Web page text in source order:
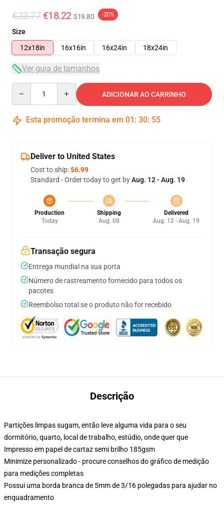
€22.77 €18.22 $19.80 -20%
Size
12x18in
16x16in 16x24in 18x24in
Ver guia de tamanhos
ADICIONAR AO CARRINHO
Esta promoção termina em 01 : 30: 54
Deliver to United States
Cost to ship:$6.99
Standard - Order today to get byAug. 12 - Aug. 19
Production
Today
Shipping
Aug. 08
Delivered
Aug. 12 - Aug. 19
Transação segura
Entrega mundial na sua porta
Número de rastreamento fornecido para todos os
pacotes
Reembolso total se o produto não for recebido
Descrição
Partições limpas sugam, então leve alguma vida para o seu
dormitório, quarto, local de trabalho, estúdio, onde quer que
Impresso em papel de cartaz semi brilho 185gsm
Minimize personalizado - procure conselhos do gráfico de medição
para medições completas
Possui uma borda branca de 5mm de 3/16 polegadas para ajudar no
enquadramento